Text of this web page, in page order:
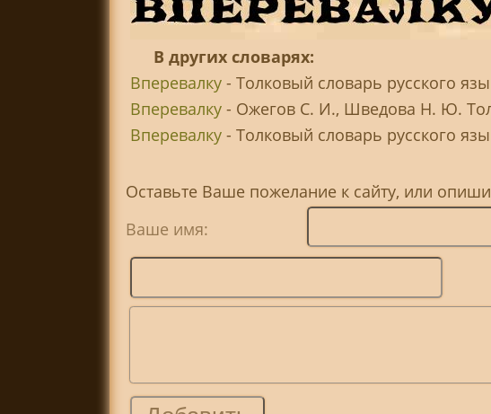
В других словарях:
Вперевалку- Толковый словарь русского
Вперевалку- Ожегов С. И., Шведова Н. Ю.
Вперевалку- Толковый словарь русского
Оставьте Ваше пожелание к сайту, или
Ваше имя: